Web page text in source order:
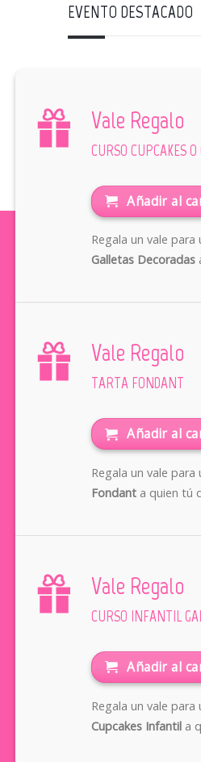
EVENTO DESTACADO
Vale Regalo
CURSO CUPCAKES
Añadir al
Regala un vale para
Galletas Decoradas
Vale Regalo
TARTA FONDANT
Añadir al
Regala un vale para
Fondanta quien tú
Vale Regalo
CURSO INFANTIL
Añadir al
Regala un vale para
Cupcakes Infantila